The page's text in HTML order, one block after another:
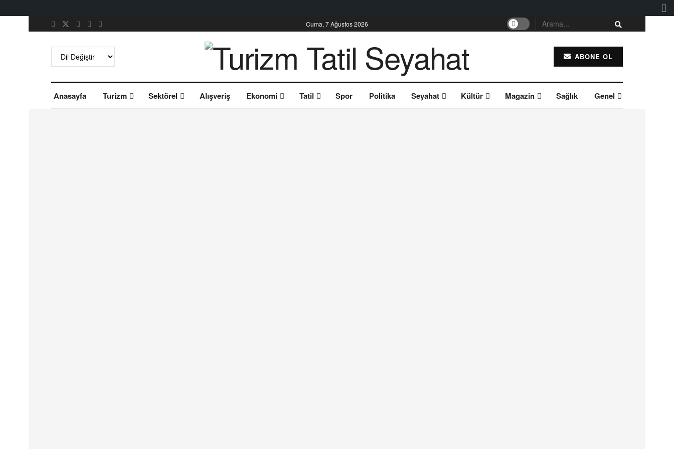
Cuma, 7 Ağustos 2026
ABONE OL
Anasayfa Turizm Sektörel Alışveriş Ekonomi Tatil Spor Politika Seyahat Kültür Magazin Sağlık Genel